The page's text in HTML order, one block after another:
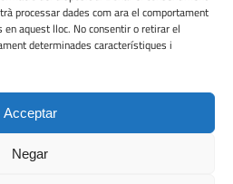
processar dades com ara el comportament
aquest lloc. No consentir o retirar el
determinades característiques i
Acceptar
Negar